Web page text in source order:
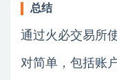
总结
通过火必交易所
对简单，包括账